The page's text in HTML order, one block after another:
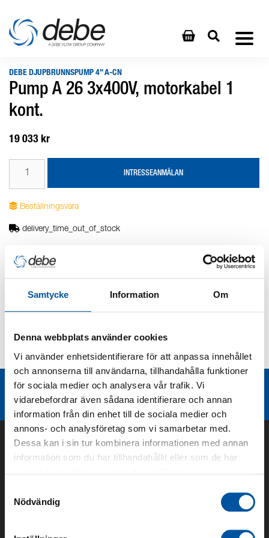
Samtycke Information Om
Denna webbplats använder cookies
Vi använder enhetsidentifierare för att anpassa innehållet
och annonserna till användarna, tillhandahålla funktioner
för sociala medier och analysera vår trafik. Vi
vidarebefordrar även sådana identifierare och annan
information från din enhet till de sociala medier och
annons- och analysföretag som vi samarbetar med.
Dessa kan i sin tur kombinera informationen med annan
information som du har tillhandahållit eller som de har
Nödvändig
DEBE DJUPBRUNNSPUMP 4" A-CN
Pump A 26 3x400V, motorkabel 1
kont.
19 033 kr
INTRESSEANMÄLAN
Beställningsvara
delivery_time_out_of_stock
Produktbeskrivning
Teknisk dokumentation
Liknande produktgrupper